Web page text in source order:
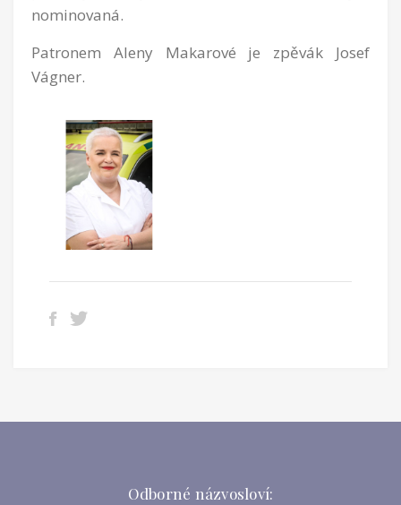
nominovaná.
Patronem Aleny Makarové je zpěvák Josef
Vágner.
Odborné názvosloví: